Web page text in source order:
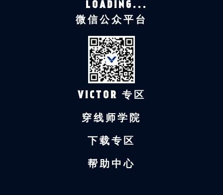
LOADING...
微信公众平台
VICTOR 专区
穿线师学院
下载专区
帮助中心